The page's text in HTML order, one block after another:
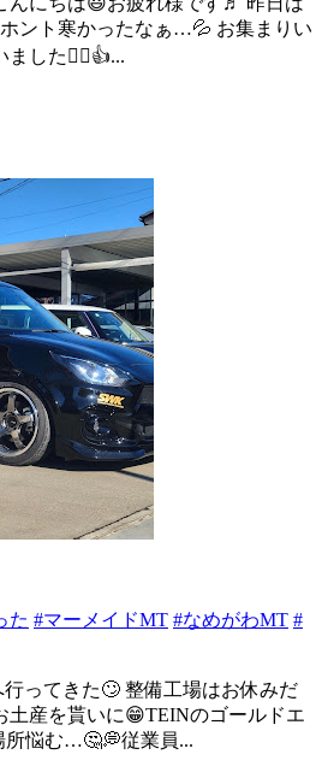
ント寒かったなぁ…💦 お集まりい
した🙇‍♂️👍...
た #マーメイドMT #なめがわMT #
ってきた🙄 整備工場はお休みだ
産を貰いに😁TEINのゴールドエ
所悩む…🤔💭従業員...